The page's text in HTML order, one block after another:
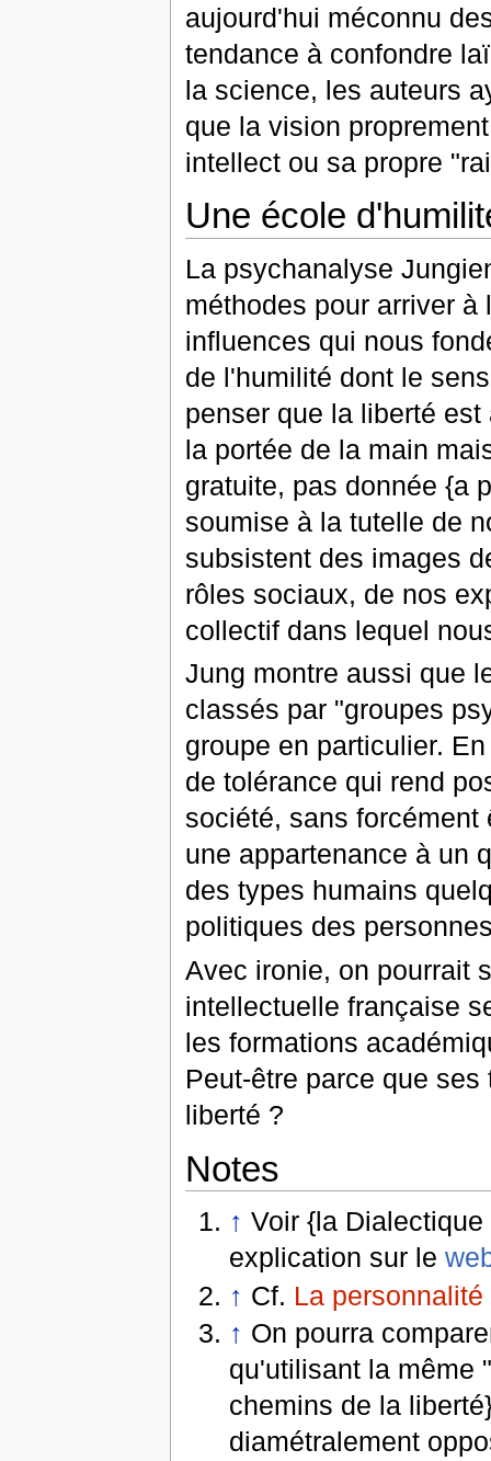
aujourd'hui méconnu
tendance à confondre
la science, les auteurs
que la vision
intellect ou sa propre
Une école
La psychanalyse
méthodes pour arriver
influences qui nous
de l'humilité dont le
penser que la liberté
la portée de la main
gratuite, pas donnée {a
soumise à la tutelle de
subsistent des images
rôles sociaux, de nos
collectif dans lequel
Jung montre aussi que
classés par "groupes
groupe en particulier.
de tolérance qui rend
société, sans
une appartenance à un
des types humains
politiques des
Avec ironie, on pourrait
intellectuelle française
les formations
Peut-être parce que
liberté ?
Notes
↑ Voir {la
explication sur le
↑ Cf. La
↑ On pourra
qu'utilisant la même
chemins de la
diamétralement